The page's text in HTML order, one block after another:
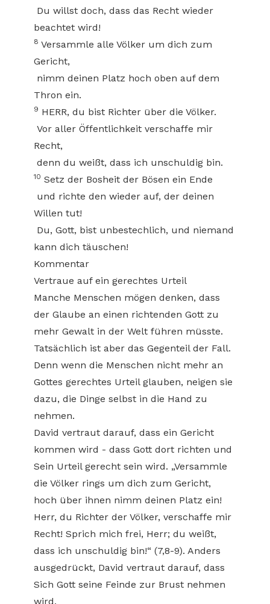
Du willst doch, dass das Recht wieder
beachtet wird!
8 Versammle alle Völker um dich zum
Gericht,
nimm deinen Platz hoch oben auf dem
Thron ein.
9 HERR, du bist Richter über die Völker.
Vor aller Öffentlichkeit verschaffe mir
Recht,
denn du weißt, dass ich unschuldig bin.
10 Setz der Bosheit der Bösen ein Ende
und richte den wieder auf, der deinen
Willen tut!
Du, Gott, bist unbestechlich, und niemand
kann dich täuschen!
Kommentar
Vertraue auf ein gerechtes Urteil
Manche Menschen mögen denken, dass
der Glaube an einen richtenden Gott zu
mehr Gewalt in der Welt führen müsste.
Tatsächlich ist aber das Gegenteil der Fall.
Denn wenn die Menschen nicht mehr an
Gottes gerechtes Urteil glauben, neigen sie
dazu, die Dinge selbst in die Hand zu
nehmen.
David vertraut darauf, dass ein Gericht
kommen wird - dass Gott dort richten und
Sein Urteil gerecht sein wird. „Versammle
die Völker rings um dich zum Gericht,
hoch über ihnen nimm deinen Platz ein!
Herr, du Richter der Völker, verschaffe mir
Recht! Sprich mich frei, Herr; du weißt,
dass ich unschuldig bin!“ (7,8-9). Anders
ausgedrückt, David vertraut darauf, dass
Sich Gott seine Feinde zur Brust nehmen
wird.